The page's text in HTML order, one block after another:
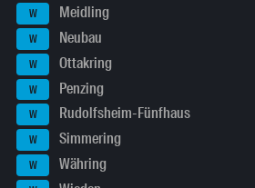
W Meidling
W Neubau
W Ottakring
W Penzing
W Rudolfsheim-Fünfhaus
W Simmering
W Währing